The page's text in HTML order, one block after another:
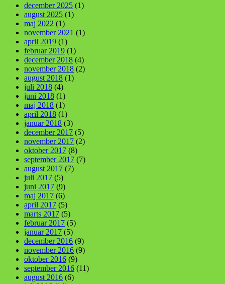
december 2025 (1)
august 2025 (1)
maj 2022 (1)
november 2021 (1)
april 2019 (1)
februar 2019 (1)
december 2018 (4)
november 2018 (2)
august 2018 (1)
juli 2018 (4)
juni 2018 (1)
maj 2018 (1)
april 2018 (1)
januar 2018 (3)
december 2017 (5)
november 2017 (2)
oktober 2017 (8)
september 2017 (7)
august 2017 (7)
juli 2017 (5)
juni 2017 (9)
maj 2017 (6)
april 2017 (5)
marts 2017 (5)
februar 2017 (5)
januar 2017 (5)
december 2016 (9)
november 2016 (9)
oktober 2016 (9)
september 2016 (11)
august 2016 (6)